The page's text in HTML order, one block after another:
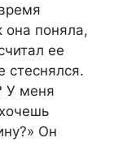
она поняла,
ее
стеснялся.
У меня
Он